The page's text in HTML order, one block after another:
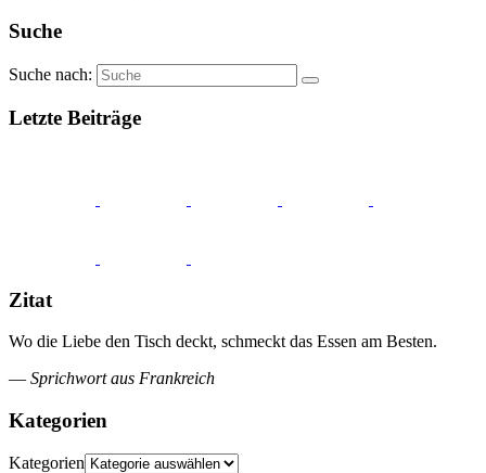
Suche
Suche nach:
Letzte Beiträge
Zitat
Wo die Liebe den Tisch deckt, schmeckt das Essen am Besten.
— Sprichwort aus Frankreich
Kategorien
Kategorien